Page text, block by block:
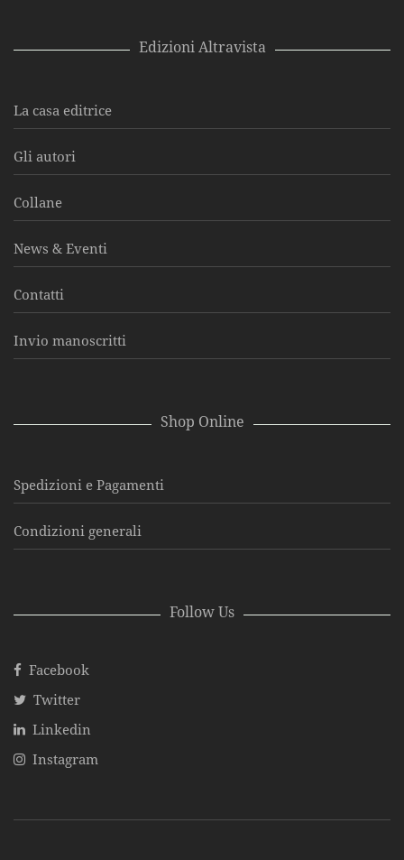
Edizioni Altravista
La casa editrice
Gli autori
Collane
News & Eventi
Contatti
Invio manoscritti
Shop Online
Spedizioni e Pagamenti
Condizioni generali
Follow Us
Facebook
Twitter
Linkedin
Instagram